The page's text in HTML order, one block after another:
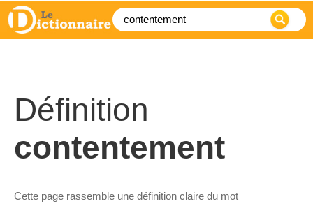
Définition
contentement
Cette page rassemble une définition claire du mot